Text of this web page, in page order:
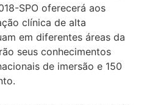
SPO oferecerá aos
clínica de alta
em diferentes áreas da
seus conhecimentos
de imersão e 150